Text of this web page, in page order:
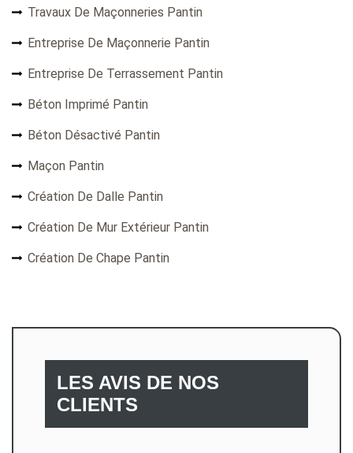
Travaux De Maçonneries Pantin
Entreprise De Maçonnerie Pantin
Entreprise De Terrassement Pantin
Béton Imprimé Pantin
Béton Désactivé Pantin
Maçon Pantin
Création De Dalle Pantin
Création De Mur Extérieur Pantin
Création De Chape Pantin
LES AVIS DE NOS
CLIENTS